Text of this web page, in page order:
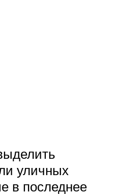
уличных
в последнее